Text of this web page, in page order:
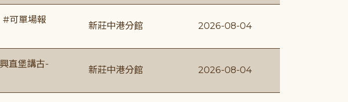
#可單場報
新莊中港分館 2026-08-04
直堡講古-
新莊中港分館 2026-08-04